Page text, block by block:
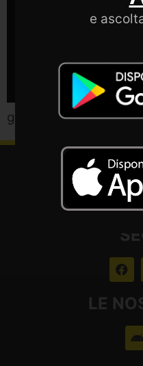
gli artisti che si sono
LE
e